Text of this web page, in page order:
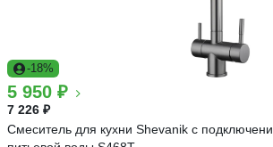
-18%
5 950 ₽
7 226 ₽
Смеситель для кухни Shevanik с